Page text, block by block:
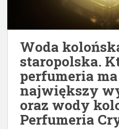
Woda
staropolska.
perfumeria ma
największy
oraz wody
Perfumeria